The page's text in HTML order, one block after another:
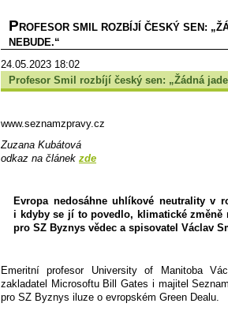
P ROFESOR SMIL ROZBÍJÍ ČESKÝ SEN:
NEBUDE.“
24.05.2023 18:02
Profesor Smil rozbíjí český sen: „Žádná
www.seznamzpravy.cz
Zuzana Kubátová
odkaz na článek zde
Evropa nedosáhne uhlíkové neutrality v
i kdyby se jí to povedlo, klimatické změně
pro SZ Byznys vědec a spisovatel Václav
Emeritní profesor University of Manitoba
zakladatel Microsoftu Bill Gates i majitel
pro SZ Byznys iluze o evropském Green Dealu.